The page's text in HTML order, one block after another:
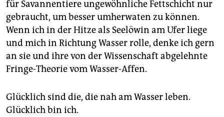
für Savannentiere ungewöhnliche Fettschicht nur
gebraucht, um besser umherwaten zu können.
Wenn ich in der Hitze als Seelöwin am Ufer liege
und mich in Richtung Wasser rolle, denke ich gern
an sie und ihre von der Wissenschaft abgelehnte
Fringe-­Theo­rie vom Wasser-Affen.
Glücklich sind die, die nah am Wasser leben.
Glücklich bin ich.